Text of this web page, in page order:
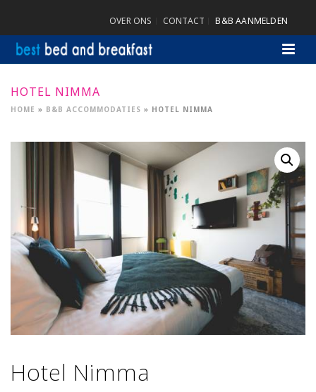
OVER ONS CONTACT B&B AANMELDEN
HOTEL NIMMA
HOME » B&B ACCOMMODATIES » HOTEL NIMMA
Hotel Nimma